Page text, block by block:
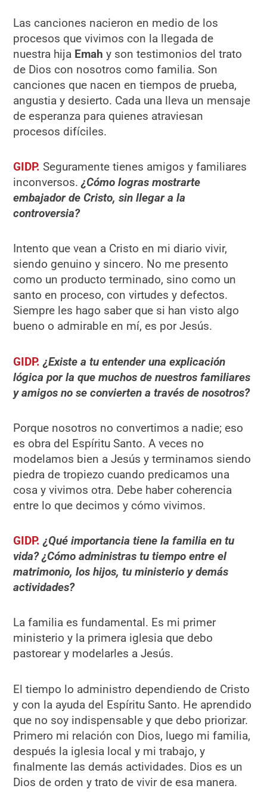
Las canciones nacieron en medio de los
procesos que vivimos con la llegada de
nuestra hija Emah y son testimonios del trato
de Dios con nosotros como familia. Son
canciones que nacen en tiempos de prueba,
angustia y desierto. Cada una lleva un mensaje
de esperanza para quienes atraviesan
procesos difíciles.
GIDP. Seguramente tienes amigos y familiares
inconversos. ¿Cómo logras mostrarte
embajador de Cristo, sin llegar a la
controversia?
Intento que vean a Cristo en mi diario vivir,
siendo genuino y sincero. No me presento
como un producto terminado, sino como un
santo en proceso, con virtudes y defectos.
Siempre les hago saber que si han visto algo
bueno o admirable en mí, es por Jesús.
GIDP. ¿Existe a tu entender una explicación
lógica por la que muchos de nuestros familiares
y amigos no se convierten a través de nosotros?
Porque nosotros no convertimos a nadie; eso
es obra del Espíritu Santo. A veces no
modelamos bien a Jesús y terminamos siendo
piedra de tropiezo cuando predicamos una
cosa y vivimos otra. Debe haber coherencia
entre lo que decimos y cómo vivimos.
GIDP. ¿Qué importancia tiene la familia en tu
vida? ¿Cómo administras tu tiempo entre el
matrimonio, los hijos, tu ministerio y demás
actividades?
La familia es fundamental. Es mi primer
ministerio y la primera iglesia que debo
pastorear y modelarles a Jesús.
El tiempo lo administro dependiendo de Cristo
y con la ayuda del Espíritu Santo. He aprendido
que no soy indispensable y que debo priorizar.
Primero mi relación con Dios, luego mi familia,
después la iglesia local y mi trabajo, y
finalmente las demás actividades. Dios es un
Dios de orden y trato de vivir de esa manera.